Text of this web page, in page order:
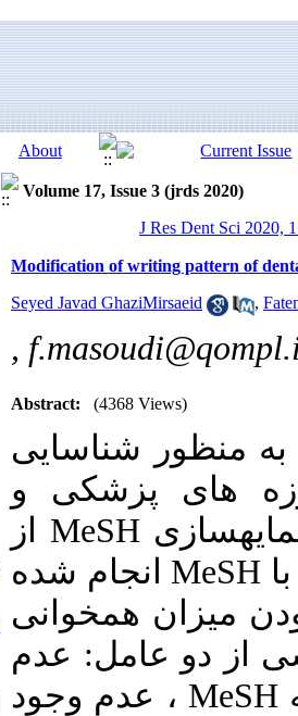
Volume 17, Issue 3 (jrds 2020)
J Res Dent Sci 2020,
Modification of writing pattern of
Seyed Javad GhaziMirsaeid ,
,
Abstract: (4368 Views)
به منظور شناسایی
های پزشکی و
MeSH
از
MeSH انجام شده
میزان همخوانی
از دو عامل: عدم
MeSH ، عدم وجود